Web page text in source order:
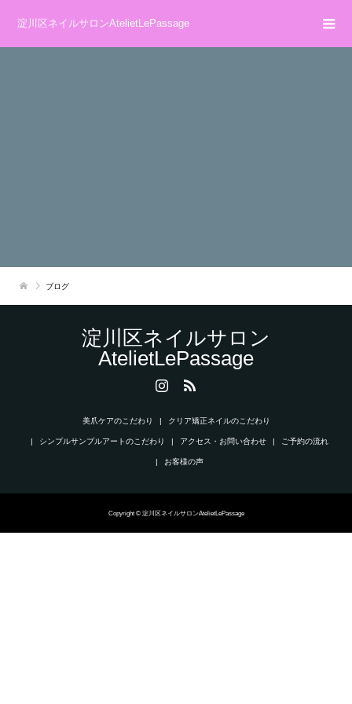
淀川区ネイルサロンAtelietLePassage
ブログ
淀川区ネイルサロン
AtelietLePassage
美爪ケアのこだわり クリア矯正ネイルのこだわり
シンプルサンプルアートのこだわり アクセス・お問い合わせ ご予約の流れ
お客様の声
Copyright © 淀川区ネイルサロンAtelietLePassage